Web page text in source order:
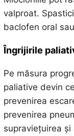
valproat.
baclofen oral
Îngrijirile
Pe măsura
paliative devin
prevenirea
prevenirea
supraviețuirea